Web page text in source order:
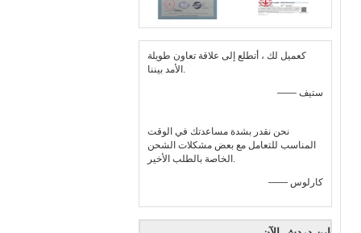
كعميل لك ، أتطلع إلى علاقة تعاون طويلة
الأمد بيننا.
—— ستيف
نحن نقدر بشدة مساعدتك في الوقت
المناسب للتعامل مع بعض مشكلات الشحن
الخاصة بالطلب الأخير.
—— كارلوس